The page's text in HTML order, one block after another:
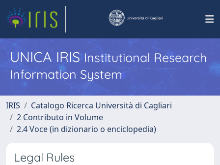
UNICA IRISInstitutional Research
Information System
IRIS
Catalogo Ricerca Università di Cagliari
2 Contributo in Volume
2.4 Voce (in dizionario o enciclopedia)
Legal Rules